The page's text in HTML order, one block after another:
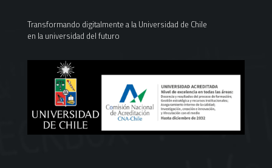
Transformando digitalmente a la Universidad de Chile
en la universidad del futuro